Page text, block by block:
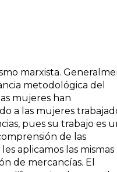
marxista.
metodológica del
mujeres han
a las mujeres
pues su trabajo es
de las
aplicamos las mismas
de mercancías. El